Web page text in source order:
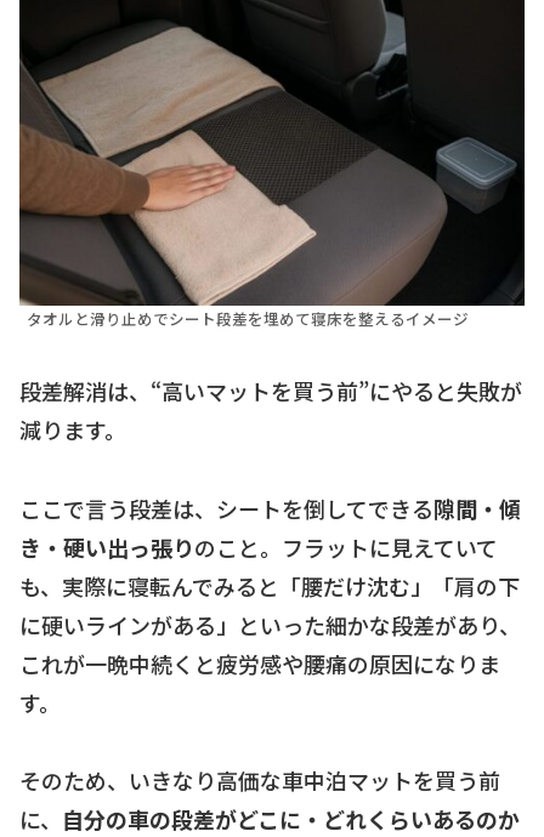
タオルと滑り止めでシート段差を埋めて寝床を整えるイメージ
段差解消は、“高いマットを買う前”にやると失敗が
減ります。
ここで言う段差は、シートを倒してできる隙間・傾
き・硬い出っ張りのこと。フラットに見えていて
も、実際に寝転んでみると「腰だけ沈む」「肩の下
に硬いラインがある」といった細かな段差があり、
これが一晩中続くと疲労感や腰痛の原因になりま
す。
そのため、いきなり高価な車中泊マットを買う前
に、 自分の車の段差がどこに・どれくらいあるのか